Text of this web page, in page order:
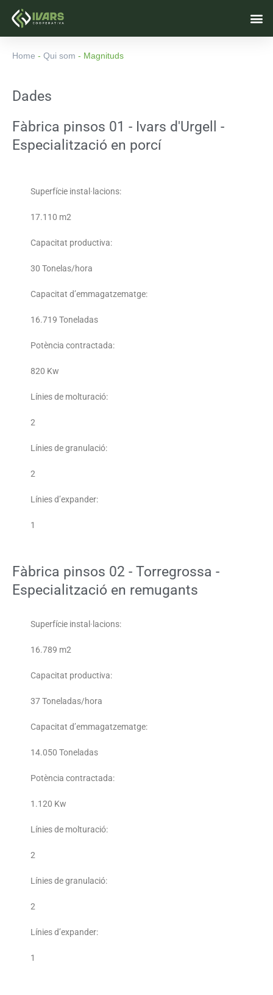
Home - Qui som - Magnituds
Dades
Fàbrica pinsos 01 - Ivars d'Urgell -
Especialització en porcí
Superfície instal·lacions:
17.110 m2
Capacitat productiva:
30 Tonelas/hora
Capacitat d’emmagatzematge:
16.719 Toneladas
Potència contractada:
820 Kw
Línies de molturació:
2
Línies de granulació:
2
Línies d’expander:
1
Fàbrica pinsos 02 - Torregrossa -
Especialització en remugants
Superfície instal·lacions:
16.789 m2
Capacitat productiva:
37 Toneladas/hora
Capacitat d’emmagatzematge:
14.050 Toneladas
Potència contractada:
1.120 Kw
Línies de molturació:
2
Línies de granulació:
2
Línies d’expander:
1